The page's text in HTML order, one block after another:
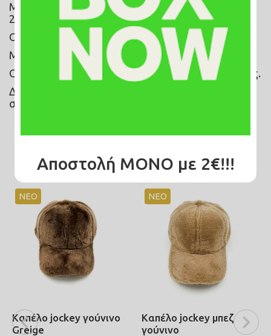
Με
BOX NOW τα έξοδα αποστολής είναι 8€ για
24/7 παράδοση!
Ο χρόνος παράδοσης ειναι 1-3 εργάσιμες ημέρες.
Με την
τα έξοδα αποστολής ειναι στα 10€.
Ο χρόνος παράδοσης ειναι 7-10 εργάσιμες ημέρες.
Δεν υποστηρίζετε η αντικαταβολή για αποστολές
στην Κύπρο.
Σχετικά Προϊόντα
ΝΕΟ
Καπέλο jockey γούνινο
Greige
ΝΕΟ
Καπέλο jockey μπεζ
γούνινο
Αποστολή ΜΟΝΟ με 2€!!!